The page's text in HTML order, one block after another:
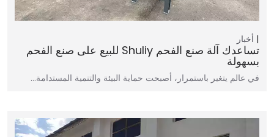
أخبار
تساعدك آلة صنع الفحم Shuliy للبيع على صنع الفحم
بسهولة
في عالم يتغير باستمرار، أصبحت حماية البيئة والتنمية المستدامة…